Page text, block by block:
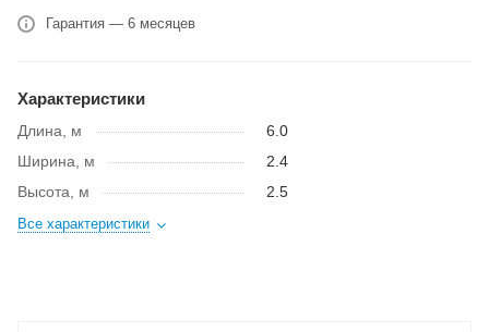
Гарантия — 6 месяцев
Характеристики
Длина, м
6.0
Ширина, м
2.4
Высота, м
2.5
Все характеристики